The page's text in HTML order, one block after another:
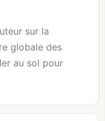
sur la
globale des
au sol pour